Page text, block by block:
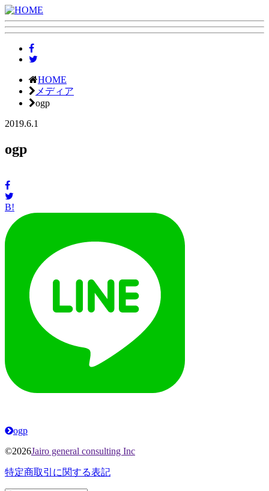
HOME
メディア
ogp
2019.6.1
ogp
B!
ogp
©2026Jairo general consulting Inc
特定商取引に関する表記